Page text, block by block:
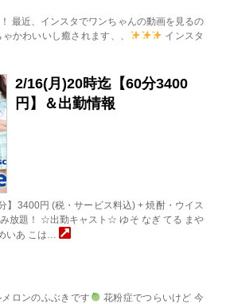
最近、インスタでワンちゃんの動画を見るの
かわいいし癒されます、、
インスタ
2/16(月)20時迄【60分3400
円】＆出勤情報
】3400円 (税・サービス料込) + 焼酎・ウイス
放題！ ☆出勤キャスト☆ ゆそ なぎ てる まや
いあ こは…
ロンのふぶきです
花粉症でつらいけど 今